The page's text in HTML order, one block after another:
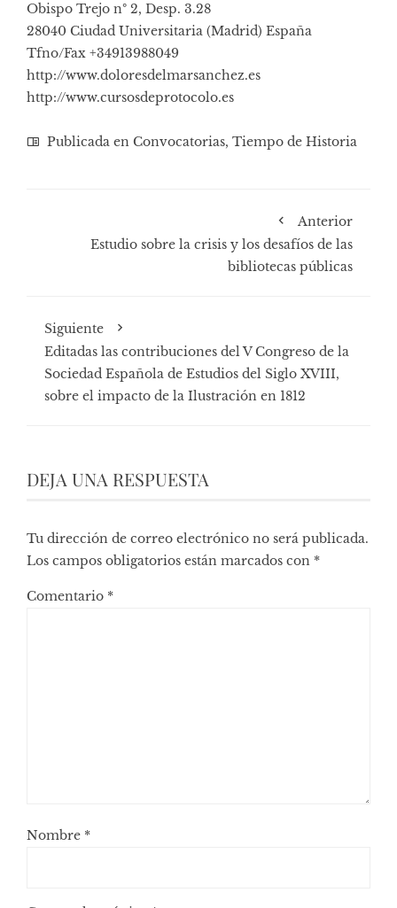
Obispo Trejo nº 2, Desp. 3.28
28040 Ciudad Universitaria (Madrid) España
Tfno/Fax +34913988049
http://www.doloresdelmarsanchez.es
http://www.cursosdeprotocolo.es
Publicada en Convocatorias, Tiempo de Historia
Anterior
Estudio sobre la crisis y los desafíos de las
bibliotecas públicas
Siguiente
Editadas las contribuciones del V Congreso de la
Sociedad Española de Estudios del Siglo XVIII,
sobre el impacto de la Ilustración en 1812
DEJA UNA RESPUESTA
Tu dirección de correo electrónico no será publicada.
Los campos obligatorios están marcados con *
Comentario *
Nombre *